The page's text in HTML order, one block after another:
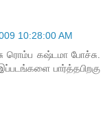
10:28:00 AM
ரொம்ப கஷ்டமா போச்சு.
பார்த்தபிறகு